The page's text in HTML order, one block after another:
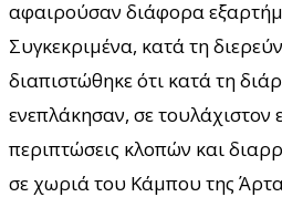
αφαιρούσαν διάφορα
Συγκεκριμένα, κατά τη
διαπιστώθηκε ότι κατά τη
ενεπλάκησαν, σε τουλάχιστον
περιπτώσεις κλοπών και
σε χωριά του Κάμπου της